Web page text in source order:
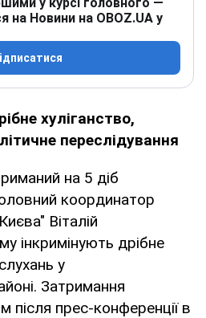
на Новини на OBOZ.UA у
хуліганство,
переслідування
на 5 діб
координатор
Віталій
інкримінують дрібне
у
Затримання
після прес-конференції в